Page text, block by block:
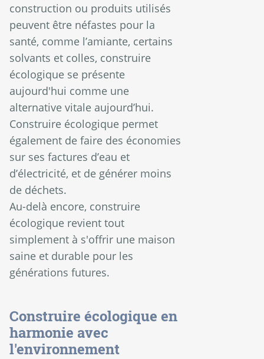
construction ou produits utilisés
peuvent être néfastes pour la
santé, comme l’amiante, certains
solvants et colles, construire
écologique se présente
aujourd'hui comme une
alternative vitale aujourd’hui.
Construire écologique permet
également de faire des économies
sur ses factures d’eau et
d’électricité, et de générer moins
de déchets.
Au-delà encore, construire
écologique revient tout
simplement à s'offrir une maison
saine et durable pour les
générations futures.
Construire écologique en
harmonie avec
l'environnement